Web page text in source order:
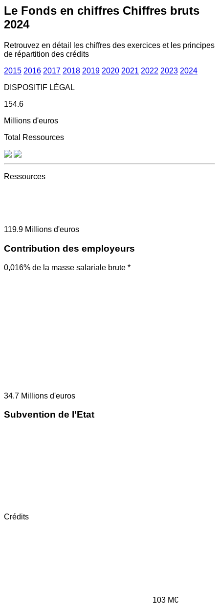
Le Fonds en chiffres Chiffres bruts
2024
Retrouvez en détail les chiffres des exercices et les principes
de répartition des crédits
2015 2016 2017 2018 2019 2020 2021 2022 2023 2024
DISPOSITIF LÉGAL
154.6
Millions d'euros
Total Ressources
Ressources
119.9 Millions d'euros
Contribution des employeurs
0,016% de la masse salariale brute *
34.7 Millions d'euros
Subvention de l'Etat
Crédits
103 M€